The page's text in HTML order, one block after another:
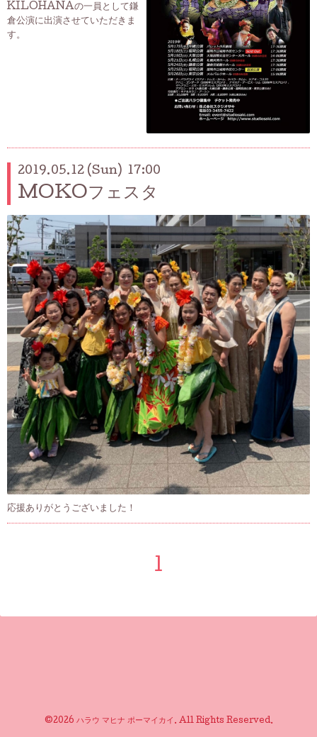
KILOHANAの一員として鎌
倉公演に出演させていただきま
す。
2019.05.12 (Sun) 17:00
MOKOフェスタ
応援ありがとうございました！
1
©2026 ハラウ マヒナ ポーマイカイ . All Rights Reserved.